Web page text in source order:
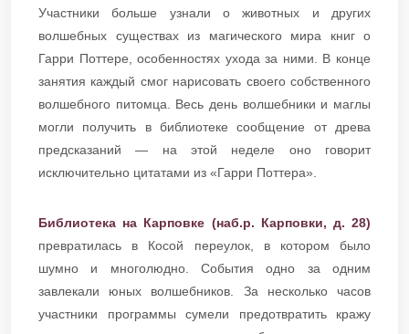
Участники больше узнали о животных и других
волшебных существах из магического мира книг о
Гарри Поттере, особенностях ухода за ними. В конце
занятия каждый смог нарисовать своего собственного
волшебного питомца. Весь день волшебники и маглы
могли получить в библиотеке сообщение от древа
предсказаний — на этой неделе оно говорит
исключительно цитатами из «Гарри Поттера».
Библиотека на Карповке (наб.р. Карповки, д. 28)
превратилась в Косой переулок, в котором было
шумно и многолюдно. События одно за одним
завлекали юных волшебников. За несколько часов
участники программы сумели предотвратить кражу